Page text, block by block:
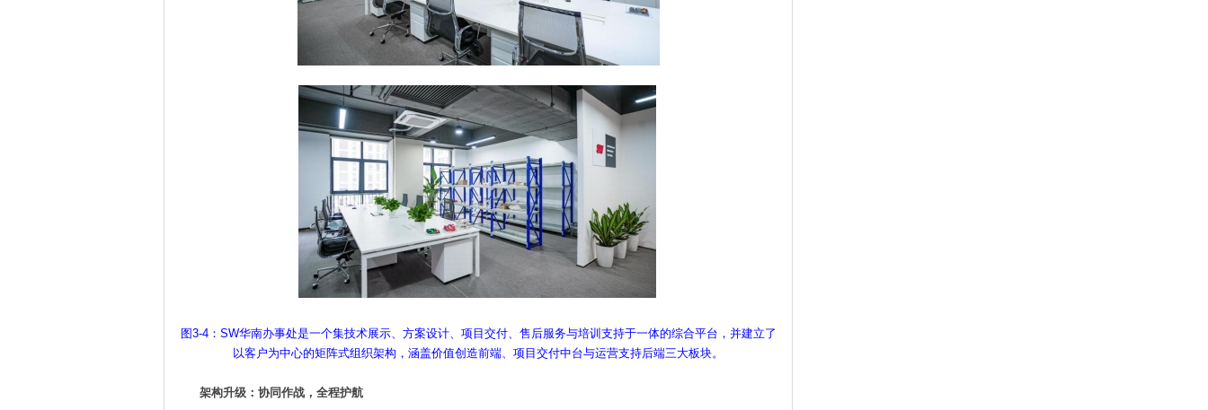
图3-4：SW华南办事处是一个集技术展示、方案设计、项目交付、售后服务与培训支持于一体的综合平台，并建立了
以客户为中心的矩阵式组织架构，涵盖价值创造前端、项目交付中台与运营支持后端三大板块。
架构升级：协同作战，全程护航